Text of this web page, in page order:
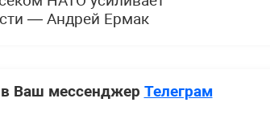
— Андрей Ермак
в Ваш мессенджер Телеграм